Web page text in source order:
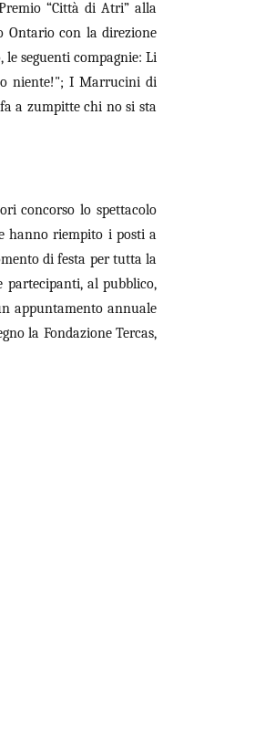
“Città di Atri” alla
Ontario con la direzione
seguenti compagnie: Li
niente!"; I Marrucini di
a zumpitte chi no si sta
concorso lo spettacolo
hanno riempito i posti a
di festa per tutta la
partecipanti, al pubblico,
appuntamento annuale
la Fondazione Tercas,